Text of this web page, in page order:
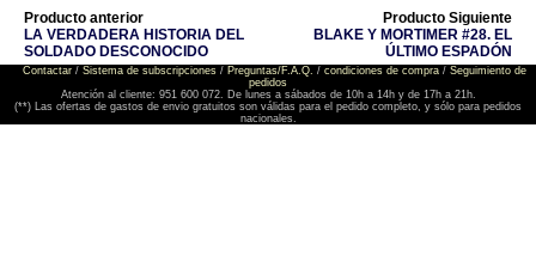
Producto anterior
LA VERDADERA HISTORIA DEL
SOLDADO DESCONOCIDO
Producto Siguiente
BLAKE Y MORTIMER #28. EL
ÚLTIMO ESPADÓN
Contactar/ Sistema de subscripciones/ Preguntas/F.A.Q. / condiciones de compra/ Seguimiento de
pedidos
Atención al cliente: 951 600 072. De lunes a sábados de 10h a 14h y de 17h a 21h.
(**) Las ofertas de gastos de envio gratuitos son válidas para el pedido completo, y sólo para pedidos
nacionales.